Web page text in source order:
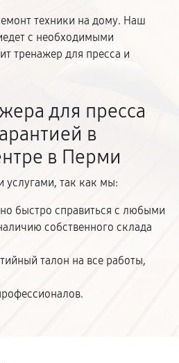
техники на дому. Наш
с необходимыми
тренажер для пресса и
для пресса
в
в Перми
услугами, так как мы:
быстро справиться с любыми
собственного склада
талон на все работы,